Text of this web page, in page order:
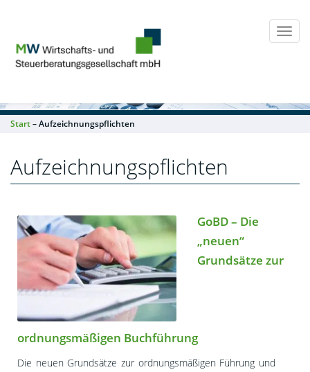
Start– Aufzeichnungspflichten
Aufzeichnungspflichten
GoBD – Die
„neuen“
Grundsätze zur
ordnungsmäßigen Buchführung
Die neuen Grundsätze zur ordnungsmäßigen Führung und